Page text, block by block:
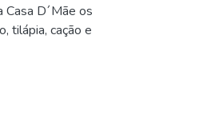
D´Mãe os
tilápia, cação e